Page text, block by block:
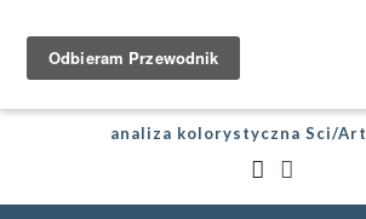
analiza kolorystyczna Sci/Art